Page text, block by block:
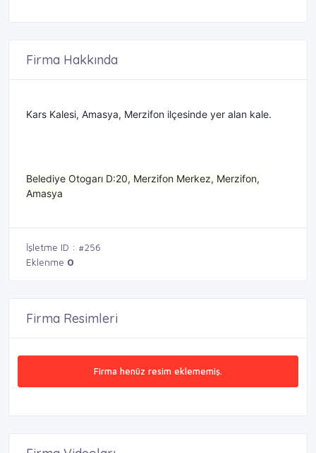
Firma Hakkında
Kars Kalesi, Amasya, Merzifon ilçesinde yer alan kale.
Belediye Otogarı D:20, Merzifon Merkez, Merzifon,
Amasya
İşletme ID : #256
Eklenme 0
Firma Resimleri
Firma henüz resim eklememiş.